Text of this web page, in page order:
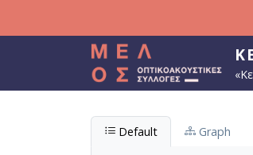
Default Graph